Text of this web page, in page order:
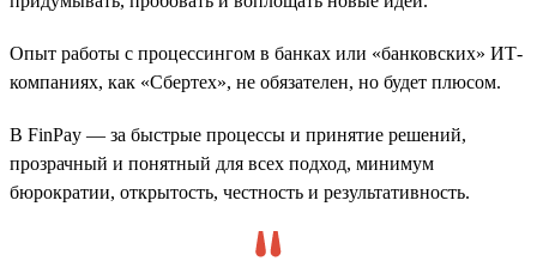
Опыт работы с процессингом в банках или «банковских» ИТ-
компаниях, как «Сбертех», не обязателен, но будет плюсом.
В FinPay — за быстрые процессы и принятие решений,
прозрачный и понятный для всех подход, минимум
бюрократии, открытость, честность и результативность.